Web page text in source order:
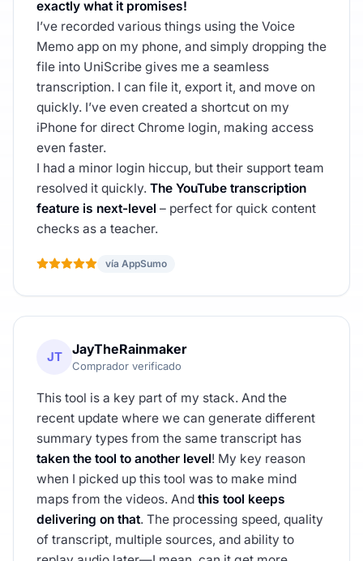
exactly what it promises!
I’ve recorded various things using the Voice
Memo app on my phone, and simply dropping the
file into UniScribe gives me a seamless
transcription. I can file it, export it, and move on
quickly. I’ve even created a shortcut on my
iPhone for direct Chrome login, making access
even faster.
I had a minor login hiccup, but their support team
resolved it quickly. The YouTube transcription
feature is next-level – perfect for quick content
checks as a teacher.
vía AppSumo
JT JayTheRainmaker
Comprador verificado
This tool is a key part of my stack. And the
recent update where we can generate different
summary types from the same transcript has
taken the tool to another level! My key reason
when I picked up this tool was to make mind
maps from the videos. And this tool keeps
delivering on that. The processing speed, quality
of transcript, multiple sources, and ability to